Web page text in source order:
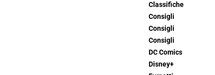
Classifiche
Consigli
Consigli
Consigli
DC Comics
Disney+